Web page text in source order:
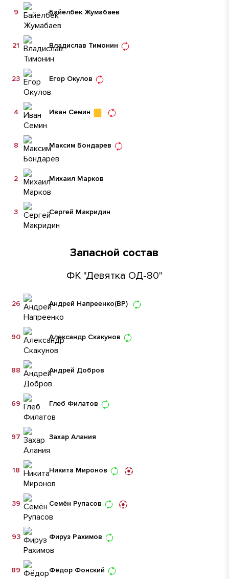
Байелбек Жумабаев
9
Владислав Тимонин
21
Егор Окулов
23
Иван Семин
4
Максим Бондарев
8
Михаил Марков
2
Сергей Макридин
3
Запасной состав
ФК "Девятка ОД-80"
Андрей Напреенко(ВР)
26
Александр Скакунов
90
Андрей Добров
88
Глеб Филатов
69
Захар Алания
97
Никита Миронов
18
Семён Рупасов
39
Фируз Рахимов
93
Фёдор Фонский
89